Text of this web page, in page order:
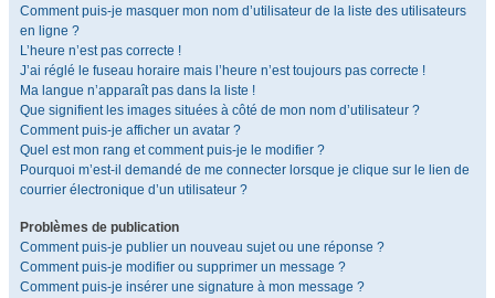
Comment puis-je masquer mon nom d’utilisateur de la liste des utilisateurs
en ligne ?
L’heure n’est pas correcte !
J’ai réglé le fuseau horaire mais l’heure n’est toujours pas correcte !
Ma langue n’apparaît pas dans la liste !
Que signifient les images situées à côté de mon nom d’utilisateur ?
Comment puis-je afficher un avatar ?
Quel est mon rang et comment puis-je le modifier ?
Pourquoi m’est-il demandé de me connecter lorsque je clique sur le lien de
courrier électronique d’un utilisateur ?
Problèmes de publication
Comment puis-je publier un nouveau sujet ou une réponse ?
Comment puis-je modifier ou supprimer un message ?
Comment puis-je insérer une signature à mon message ?